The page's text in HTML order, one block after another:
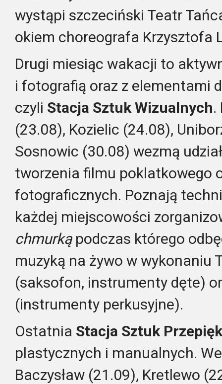
wystąpi szczeciński Teatr
okiem choreografa Krzysztofa
Drugi miesiąc wakacji to
i fotografią oraz z elementami
czyli Stacja Sztuk Wizualnych.
(23.08), Kozielic (24.08),
Sosnowic (30.08) wezmą
tworzenia filmu poklatkowego
fotograficznych. Poznają
każdej miejscowości
chmurkąpodczas którego
muzyką na żywo w wykonaniu
(saksofon, instrumenty dęte)
(instrumenty perkusyjne).
Ostatnia Stacja Sztuk
plastycznych i manualnych.
Baczysław (21.09), Kretlewo